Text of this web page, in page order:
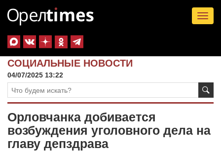
СОЦИАЛЬНЫЕ НОВОСТИ
04/07/2025 13:22
Орловчанка добивается
возбуждения уголовного дела на
главу депздрава